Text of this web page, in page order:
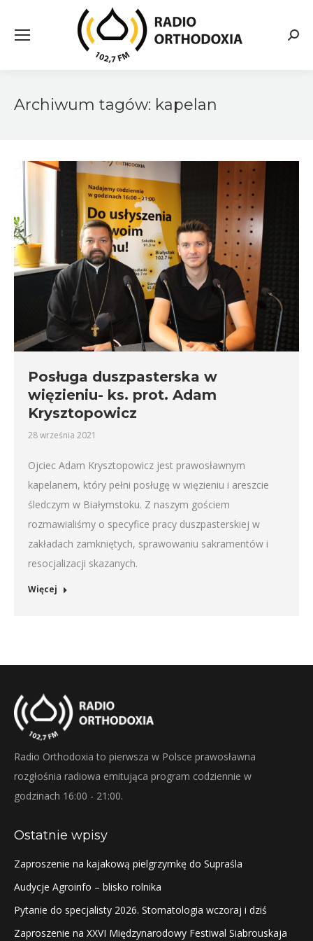
Archiwum tagów: kapelan
Posługa duszpasterska w
więzieniu- ks. prot. Adam
Krysztopowicz
28 września 2021
Ojciec Adam Krysztopowicz jest prawosławnym
kapelanem, który pełni posługę w więzieniu i areszcie
śledczym w Białymstoku. Z naszym gościem
rozmawialiśmy o specyfice pracy duszpasterskiej w
zakładach zamkniętych, sprawowaniu sakramentów i
resocjalizacji skazanych.
Więcej
Radio Orthodoxia to pierwsza w Polsce prawosławna
rozgłośnia radiowa emitująca program codziennie w
godzinach 16:00 - 21:00.
Ostatnie wpisy
Zaproszenie na kajakową pielgrzymkę do Supraśla
Audycje Agroinfo – blisko rolnika
Pytanie do specjalisty 2026. Stomatologia wczoraj i dziś
Zaproszenie na XXVI Międzynarodowy Festiwal Siabrouskaja